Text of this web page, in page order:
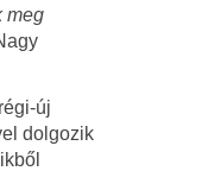
meg
új
dolgozik